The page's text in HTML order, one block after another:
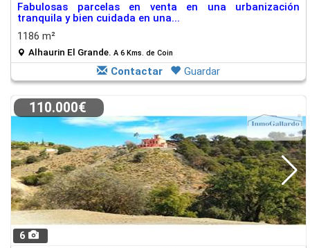
Fabulosas parcelas en venta en una urbanización
tranquila y bien cuidada en una...
1186 m²
Alhaurin El Grande. A 6 Kms. de Coin
Contactar Guardar
6
110.000€